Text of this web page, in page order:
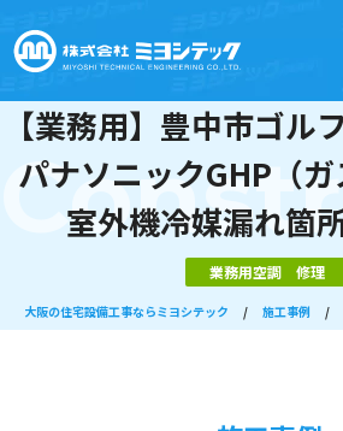
【業務用】豊中市ゴル
パナソニックGHP（ガ
室外機冷媒漏れ箇
業務用空調 修理
大阪の住宅設備工事ならミヨシテック / 施工事例 /